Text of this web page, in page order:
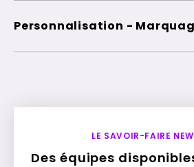
Personnalisation -
LE SAVOIR-FAIRE
Des équipes